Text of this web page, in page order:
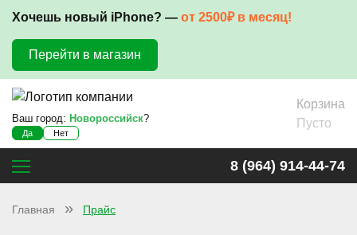
Хочешь новый iPhone? — от 2500₽ в месяц!
Перейти в магазин
Ваш город: Новороссийск?
Да Нет
Корзина
Пусто
8 (964) 914-44-74
Главная Прайс